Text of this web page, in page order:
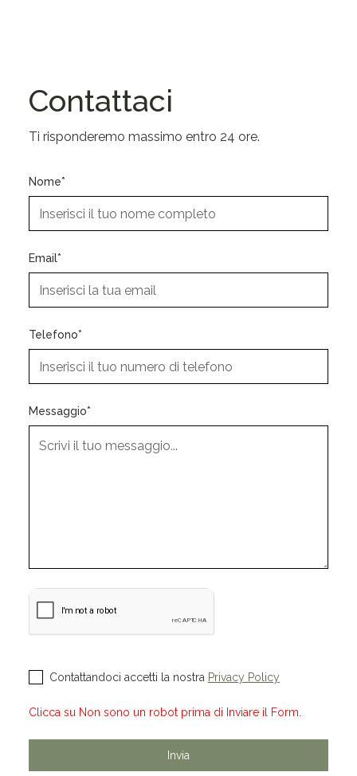
Contattaci
Ti risponderemo massimo entro 24 ore.
Nome*
Email*
Telefono*
Messaggio*
Contattandoci accetti la nostra Privacy Policy
Clicca su Non sono un robot prima di Inviare il Form.